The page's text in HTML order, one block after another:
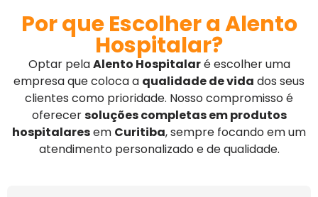
Por que Escolher a Alento
Hospitalar?
Optar pelaAlento Hospitalaré escolher uma
empresa que coloca a qualidade de vida dos seus
clientes como prioridade. Nosso compromisso é
oferecersoluções completas em produtos
hospitalaresem Curitiba, sempre focando em um
atendimento personalizado e de qualidade.